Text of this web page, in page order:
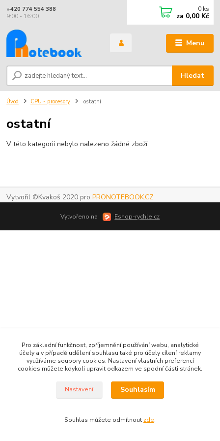
Menu
Hledat
+420 774 554 388
9:00 - 16:00
0 ks
za 0,00 Kč
Úvod CPU - procesory ostatní
ostatní
V této kategorii nebylo nalezeno žádné zboží.
Vytvořil ©Kvakoš 2020 proPRONOTEBOOK.CZ
Vytvořeno na Eshop-rychle.cz
Pro základní funkčnost, zpříjemnění používání webu, analytické
účely a v případě udělení souhlasu také pro účely cílení reklamy
využíváme soubory cookies. Nastavení vlastních preferencí
cookies můžete kdykoli upravit odkazem ve spodní části stránek.
Nastavení Souhlasím
Souhlas můžete odmítnout zde.